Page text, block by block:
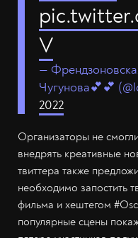
V
—
Чугунова💕💕
2022
Организаторы не
внедрять креативные
твиттера также
необходимо запостить
фильма и хештегом
популярные сцены